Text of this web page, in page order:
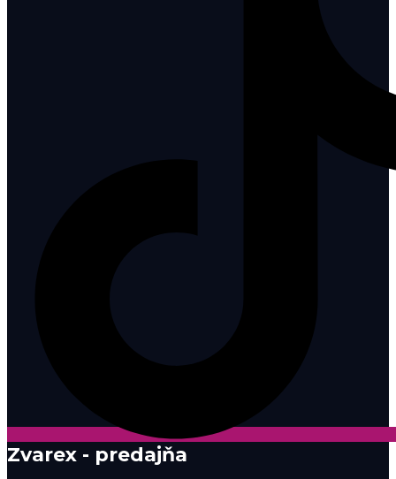
Zvarex - predajňa